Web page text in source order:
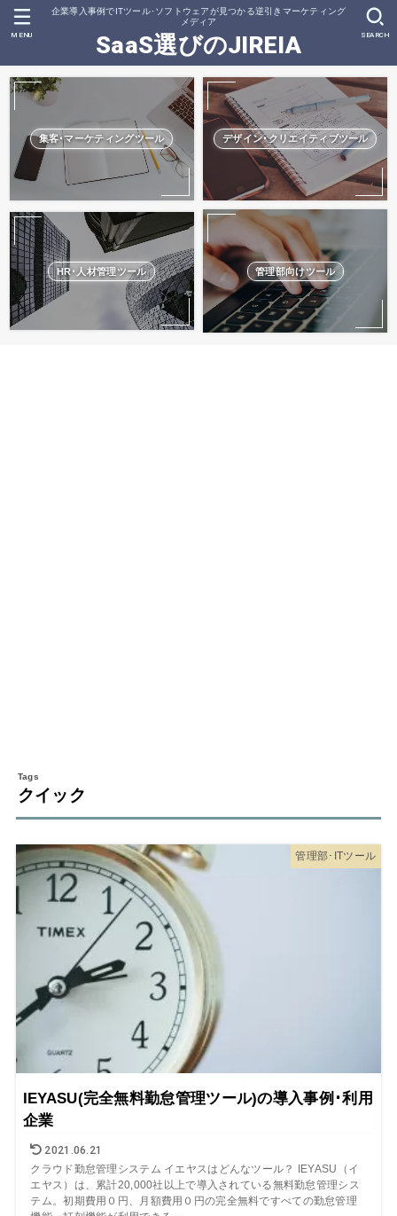
企業導入事例でITツール･ソフトウェアが見つかる逆引きマーケティング
メディア
SaaS選びのJIREIA SEARCH
MENU
集客･マーケティングツール デザイン･クリエイティブツール
HR･人材管理ツール 管理部向けツール
クイック
管理部･ITツール
IEYASU(完全無料勤怠管理ツール)の導入事例･利用
企業
2021.06.21
クラウド勤怠管理システム イエヤスはどんなツール？ IEYASU（イ
エヤス）は、累計20,000社以上で導入されている無料勤怠管理シス
テム。初期費用０円、月額費用０円の完全無料ですべての勤怠管理